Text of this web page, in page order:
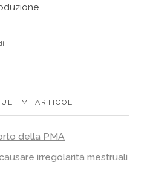
ARTICOLI
della PMA
irregolarità mestruali